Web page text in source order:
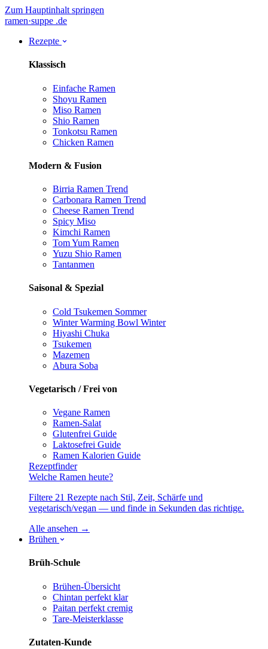
Zum Hauptinhalt springen
ramen·suppe .de
Rezepte
Klassisch
Einfache Ramen
Shoyu Ramen
Miso Ramen
Shio Ramen
Tonkotsu Ramen
Chicken Ramen
Modern & Fusion
Birria Ramen Trend
Carbonara Ramen Trend
Cheese Ramen Trend
Spicy Miso
Kimchi Ramen
Tom Yum Ramen
Yuzu Shio Ramen
Tantanmen
Saisonal & Spezial
Cold Tsukemen Sommer
Winter Warming Bowl Winter
Hiyashi Chuka
Tsukemen
Mazemen
Abura Soba
Vegetarisch / Frei von
Vegane Ramen
Ramen-Salat
Glutenfrei Guide
Laktosefrei Guide
Ramen Kalorien Guide
Rezeptfinder
Welche Ramen heute?
Filtere 21 Rezepte nach Stil, Zeit, Schärfe und
vegetarisch/vegan — und finde in Sekunden das richtige.
Alle ansehen →
Brühen
Brüh-Schule
Brühen-Übersicht
Chintan perfekt klar
Paitan perfekt cremig
Tare-Meisterklasse
Zutaten-Kunde